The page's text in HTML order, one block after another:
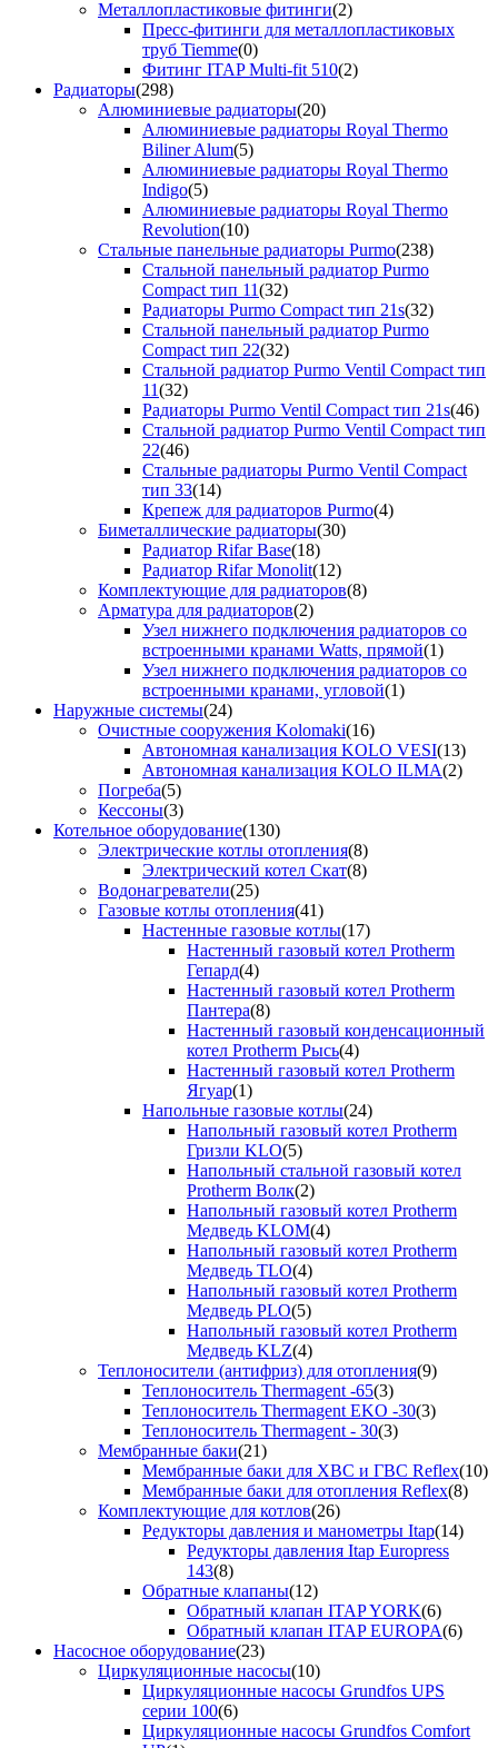
Металлопластиковые фитинги(2)
Пресс-фитинги для металлопластиковых
труб Tiemme(0)
Фитинг ITAP Multi-fit 510(2)
Радиаторы(298)
Алюминиевые радиаторы(20)
Алюминиевые радиаторы Royal Thermo
Biliner Alum(5)
Алюминиевые радиаторы Royal Thermo
Indigo(5)
Алюминиевые радиаторы Royal Thermo
Revolution(10)
Стальные панельные радиаторы Purmo(238)
Стальной панельный радиатор Purmo
Compact тип 11(32)
Радиаторы Purmo Compact тип 21s(32)
Стальной панельный радиатор Purmo
Compact тип 22(32)
Стальной радиатор Purmo Ventil Compact тип
11(32)
Радиаторы Purmo Ventil Compact тип 21s(46)
Стальной радиатор Purmo Ventil Compact тип
22(46)
Стальные радиаторы Purmo Ventil Compact
тип 33(14)
Крепеж для радиаторов Purmo(4)
Биметаллические радиаторы(30)
Радиатор Rifar Base(18)
Радиатор Rifar Monolit(12)
Комплектующие для радиаторов(8)
Арматура для радиаторов(2)
Узел нижнего подключения радиаторов со
встроенными кранами Watts, прямой(1)
Узел нижнего подключения радиаторов со
встроенными кранами, угловой(1)
Наружные системы(24)
Очистные сооружения Kolomaki(16)
Автономная канализация KOLO VESI(13)
Автономная канализация KOLO ILMA(2)
Погреба(5)
Кессоны(3)
Котельное оборудование(130)
Электрические котлы отопления(8)
Электрический котел Скат(8)
Водонагреватели(25)
Газовые котлы отопления(41)
Настенные газовые котлы(17)
Настенный газовый котел Protherm
Гепард(4)
Настенный газовый котел Protherm
Пантера(8)
Настенный газовый конденсационный
котел Protherm Рысь(4)
Настенный газовый котел Protherm
Ягуар(1)
Напольные газовые котлы(24)
Напольный газовый котел Protherm
Гризли KLO(5)
Напольный стальной газовый котел
Protherm Волк(2)
Напольный газовый котел Protherm
Медведь KLOM(4)
Напольный газовый котел Protherm
Медведь TLO(4)
Напольный газовый котел Protherm
Медведь PLO(5)
Напольный газовый котел Protherm
Медведь KLZ(4)
Теплоносители (антифриз) для отопления(9)
Теплоноситель Thermagent -65(3)
Теплоноситель Thermagent EKO -30(3)
Теплоноситель Thermagent - 30(3)
Мембранные баки(21)
Мембранные баки для ХВС и ГВС Reflex(10)
Мембранные баки для отопления Reflex(8)
Комплектующие для котлов(26)
Редукторы давления и манометры Itap(14)
Редукторы давления Itap Europress
143(8)
Обратные клапаны(12)
Обратный клапан ITAP YORK(6)
Обратный клапан ITAP EUROPA(6)
Насосное оборудование(23)
Циркуляционные насосы(10)
Циркуляционные насосы Grundfos UPS
серии 100(6)
Циркуляционные насосы Grundfos Comfort